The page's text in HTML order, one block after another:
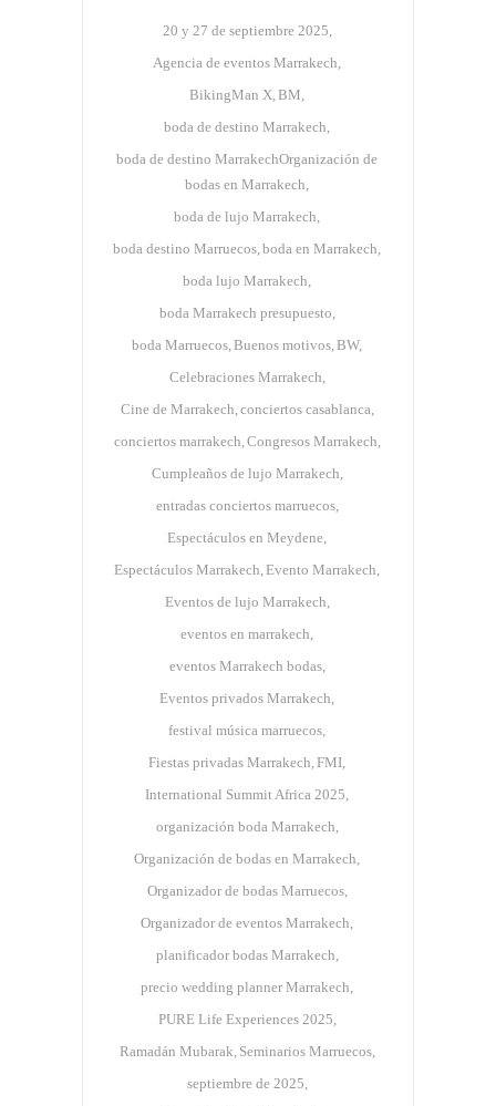
20 y 27 de septiembre 2025
Agencia de eventos Marrakech
BikingMan X BM
boda de destino Marrakech
boda de destino MarrakechOrganización de
bodas en Marrakech
boda de lujo Marrakech
boda destino Marruecos boda en Marrakech
boda lujo Marrakech
boda Marrakech presupuesto
boda Marruecos Buenos motivos BW
Celebraciones Marrakech
Cine de Marrakech conciertos casablanca
conciertos marrakech Congresos Marrakech
Cumpleaños de lujo Marrakech
entradas conciertos marruecos
Espectáculos en Meydene
Espectáculos Marrakech Evento Marrakech
Eventos de lujo Marrakech
eventos en marrakech
eventos Marrakech bodas
Eventos privados Marrakech
festival música marruecos
Fiestas privadas Marrakech FMI
International Summit Africa 2025
organización boda Marrakech
Organización de bodas en Marrakech
Organizador de bodas Marruecos
Organizador de eventos Marrakech
planificador bodas Marrakech
precio wedding planner Marrakech
PURE Life Experiences 2025
Ramadán Mubarak Seminarios Marruecos
septiembre de 2025